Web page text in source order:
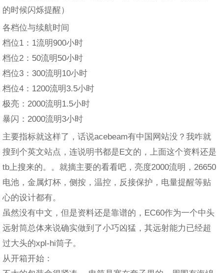
的时候闪烁提醒）
各档位与续航时间
档位1：1流明900小时
档位2：50流明50小时
档位3：300流明10小时
档位4：1200流明3.5小时
极亮：2000流明1.5小时
暴闪：2000流明3小时
主要指标就这样了，话说acebeam有中国网站没？我咋就
搜到个英文站点，连说明书都是E文的，上面这个资料还是
tb上搜来的。。就摘主要的看看吧，亮度2000流明，26650
电池，金属灯杯，侧按，温控，反接保护，电量提醒等贴
心的设计都有。
虽然没有中文，但是资料还是靠谱的，EC60作为一个中头
远射筒总体来说确实做到了小巧凶猛，其远射能力已经超
过大头的xpl-hi筒子。
从开箱开始：